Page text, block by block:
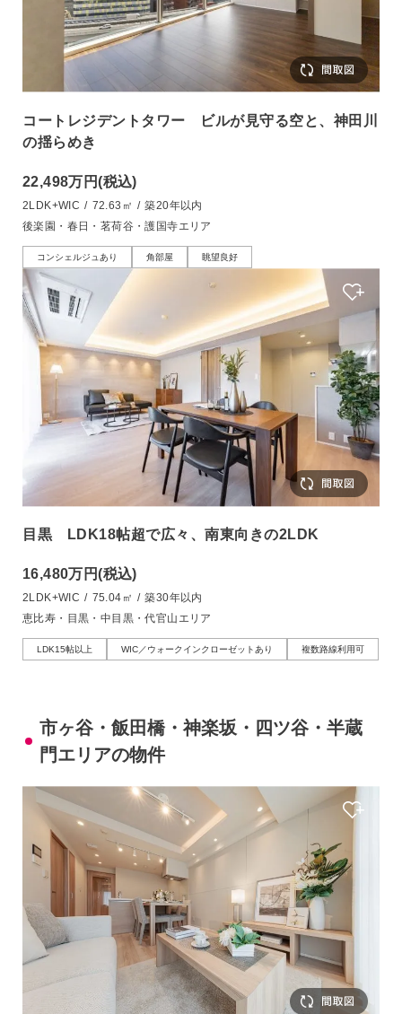
コートレジデントタワー ビルが見守る空と、神田川
の揺らめき
22,498万円(税込)
2LDK+WIC / 72.63㎡ / 築20年以内
後楽園・春日・茗荷谷・護国寺エリア
コンシェルジュあり 角部屋 眺望良好
目黒 LDK18帖超で広々、南東向きの2LDK
16,480万円(税込)
2LDK+WIC / 75.04㎡ / 築30年以内
恵比寿・目黒・中目黒・代官山エリア
LDK15帖以上 WIC／ウォークインクローゼットあり 複数路線利用可
市ヶ谷・飯田橋・神楽坂・四ツ谷・半蔵
門エリアの物件